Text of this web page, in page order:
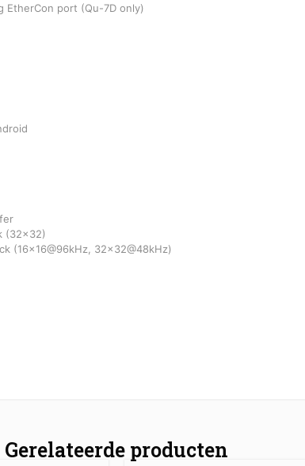
EtherCon port (Qu-7D only)
(32×32)
(16×16@96kHz, 32×32@48kHz)
Gerelateerde producten